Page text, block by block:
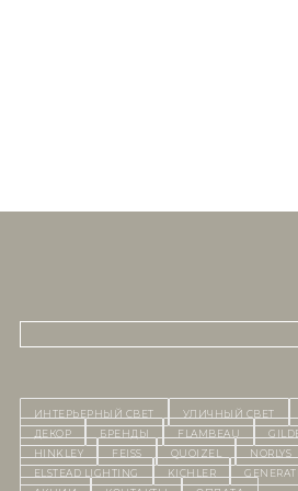
ИНТЕРЬЕРНЫЙ СВЕТ уличный СВЕТ
декор
бренды Flambeau
Hinkley
Feiss Quoizel
Norlys
Elstead Lighting
Kichler